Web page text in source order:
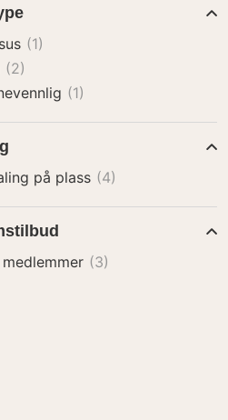
(1)
(2)
(1)
på plass (4)
medlemmer (3)